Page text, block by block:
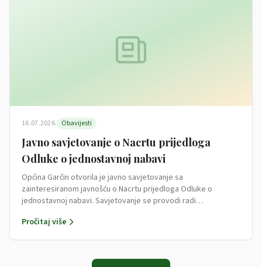
16.07.2026. Obavijesti
Javno savjetovanje o Nacrtu prijedloga
Odluke o jednostavnoj nabavi
Općina Garčin otvorila je javno savjetovanje sa
zainteresiranom javnošću o Nacrtu prijedloga Odluke o
jednostavnoj nabavi. Savjetovanje se provodi radi…
Pročitaj više